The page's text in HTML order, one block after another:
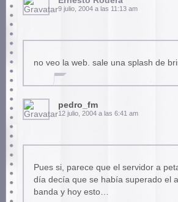
9 julio, 2004 a las 11:13 am
no veo la web. sale una splash de
pedro_fm
12 julio, 2004 a las 6:41 am
Pues si, parece que el servidor a
día decía que se había superado el
banda y hoy esto…